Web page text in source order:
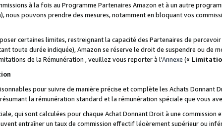
à la fois au Programme Partenaires Amazon et à un autre
nous pouvons prendre des mesures, notamment en bloquant vos
certaines limites, restreignant la capacité des Partenaires de
toute durée indiquée), Amazon se réserve le droit de suspendre ou de
de la Rémunération , veuillez vous reporter à l'Annexe («
pour suivre de manière précise et complète les Achats Donnant
la rémunération standard et la rémunération spéciale que vous
qui sont calculées pour chaque Achat Donnant Droit à une
entraîner un taux de commission effectif légèrement supérieur ou